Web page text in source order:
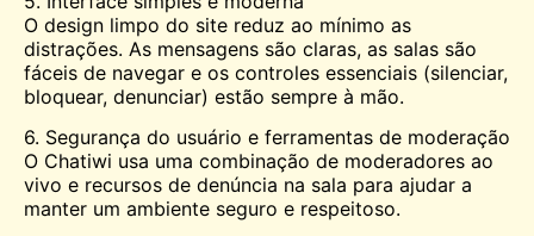
O design limpo do site reduz ao mínimo as
distrações. As mensagens são claras, as salas são
fáceis de navegar e os controles essenciais (silenciar,
bloquear, denunciar) estão sempre à mão.
6. Segurança do usuário e ferramentas de moderação
O Chatiwi usa uma combinação de moderadores ao
vivo e recursos de denúncia na sala para ajudar a
manter um ambiente seguro e respeitoso.